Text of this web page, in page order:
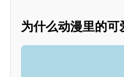
为什么动漫里的可